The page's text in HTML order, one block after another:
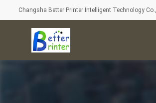
Changsha Better Printer Intelligent Technology